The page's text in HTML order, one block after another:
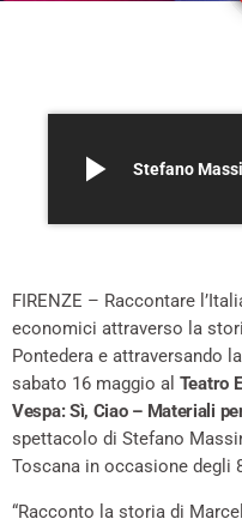
play_arrow
FIRENZE – Raccontare
economici attraverso la
Pontedera e attraversando
sabato 16 maggio al Teatro
Vespa: Sì, Ciao – Materiali
spettacolo di Stefano
Toscana in occasione degli
“Racconto la storia di